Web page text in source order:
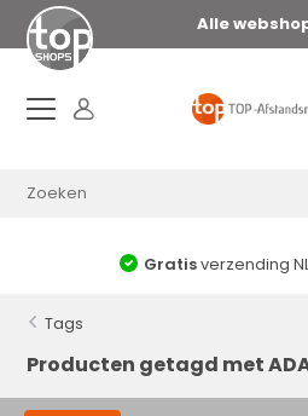
Alle
Gratisverzending
Tags
Producten getagd met